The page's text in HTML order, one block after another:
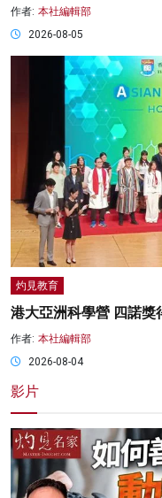
作者: 本社編輯部
2026-08-05
灼見教育
港大亞洲科學營 四諾獎
作者: 本社編輯部
2026-08-04
影片